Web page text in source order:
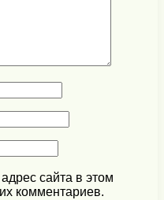
сайта в этом
комментариев.